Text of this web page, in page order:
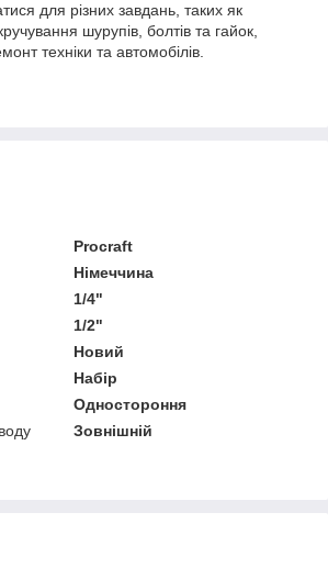
для різних завдань, таких як
шурупів, болтів та гайок,
техніки та автомобілів.
Procraft
Німеччина
1/4"
1/2"
Новий
Набір
Одностороння
Зовнішній